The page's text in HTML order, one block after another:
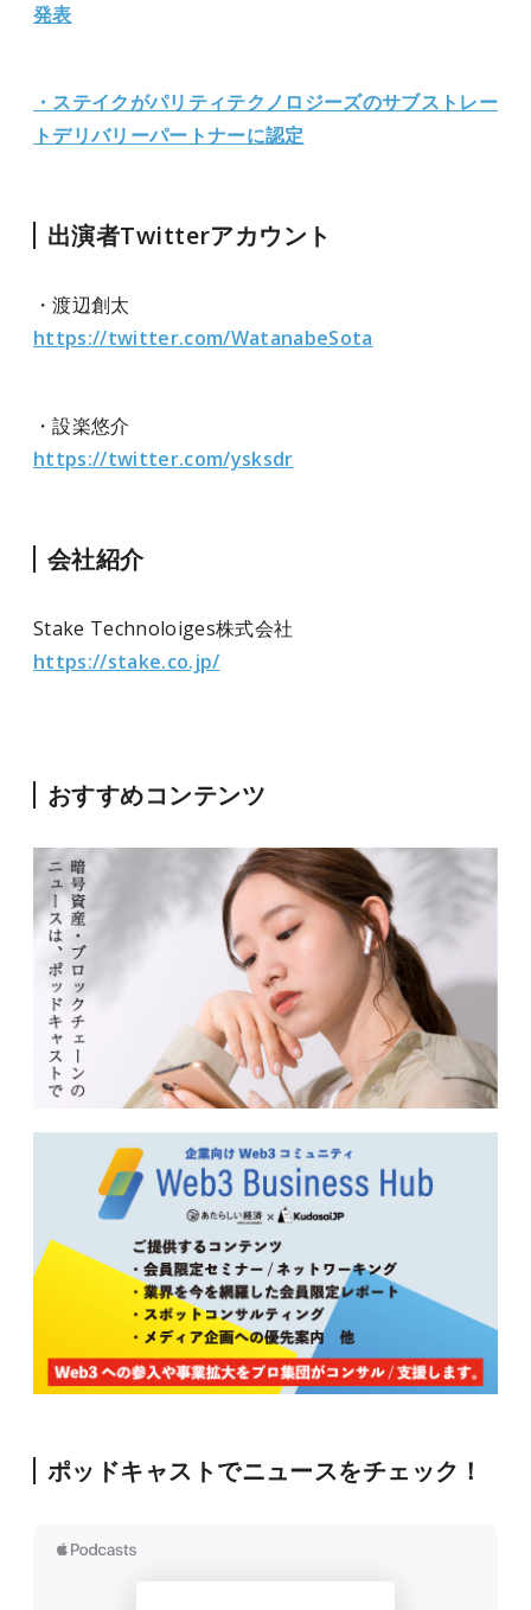
発表
・ステイクがパリティテクノロジーズのサブストレー
トデリバリーパートナーに認定
出演者Twitterアカウント
・渡辺創太
https://twitter.com/WatanabeSota
・設楽悠介
https://twitter.com/ysksdr
会社紹介
Stake Technoloiges株式会社
https://stake.co.jp/
おすすめコンテンツ
ポッドキャストでニュースをチェック！